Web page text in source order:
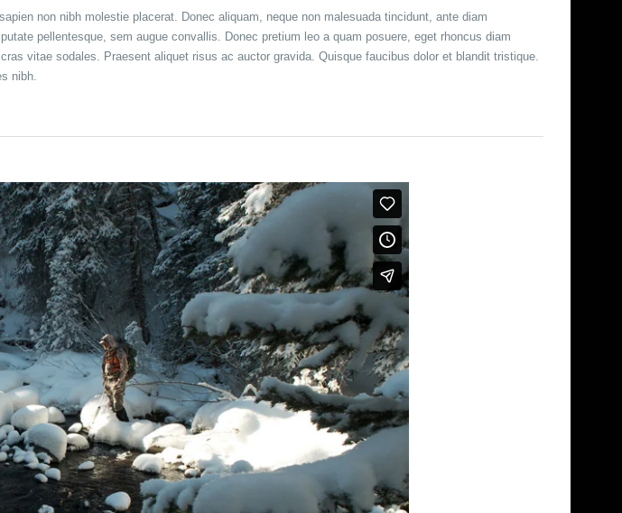
non nibh molestie placerat. Donec aliquam, neque non malesuada tincidunt, ante diam
pellentesque, sem augue convallis. Donec pretium leo a quam posuere, eget rhoncus diam
vitae sodales. Praesent aliquet risus ac auctor gravida. Quisque faucibus dolor et blandit tristique.
nibh.